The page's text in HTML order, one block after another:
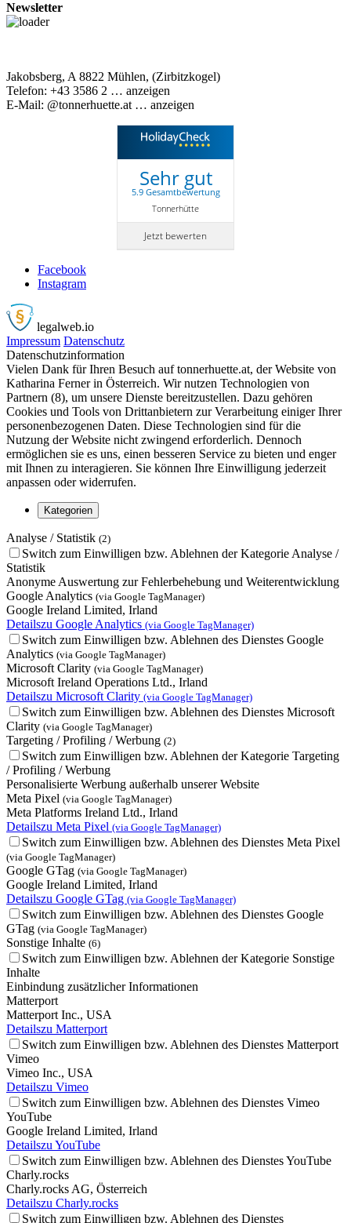
Newsletter
Jakobsberg, A 8822 Mühlen, (Zirbitzkogel)
Telefon: +43 3586 2 … anzeigen
E-Mail: @tonnerhuette.at … anzeigen
Sehr gut
5.9 Gesamtbewertung
Tonnerhütte
Jetzt bewerten
Facebook
Instagram
legalweb.io
Impressum Datenschutz
Datenschutzinformation
Vielen Dank für Ihren Besuch auf tonnerhuette.at, der Website von
Katharina Ferner in Österreich. Wir nutzen Technologien von
Partnern (8), um unsere Dienste bereitzustellen. Dazu gehören
Cookies und Tools von Drittanbietern zur Verarbeitung einiger Ihrer
personenbezogenen Daten. Diese Technologien sind für die
Nutzung der Website nicht zwingend erforderlich. Dennoch
ermöglichen sie es uns, einen besseren Service zu bieten und enger
mit Ihnen zu interagieren. Sie können Ihre Einwilligung jederzeit
anpassen oder widerrufen.
Kategorien
Analyse / Statistik (2)
Switch zum Einwilligen bzw. Ablehnen der Kategorie Analyse /
Statistik
Anonyme Auswertung zur Fehlerbehebung und Weiterentwicklung
Google Analytics (via Google TagManager)
Google Ireland Limited, Irland
Detailszu Google Analytics (via Google TagManager)
Switch zum Einwilligen bzw. Ablehnen des Dienstes Google
Analytics (via Google TagManager)
Microsoft Clarity (via Google TagManager)
Microsoft Ireland Operations Ltd., Irland
Detailszu Microsoft Clarity (via Google TagManager)
Switch zum Einwilligen bzw. Ablehnen des Dienstes Microsoft
Clarity (via Google TagManager)
Targeting / Profiling / Werbung (2)
Switch zum Einwilligen bzw. Ablehnen der Kategorie Targeting
/ Profiling / Werbung
Personalisierte Werbung außerhalb unserer Website
Meta Pixel (via Google TagManager)
Meta Platforms Ireland Ltd., Irland
Detailszu Meta Pixel (via Google TagManager)
Switch zum Einwilligen bzw. Ablehnen des Dienstes Meta Pixel
(via Google TagManager)
Google GTag (via Google TagManager)
Google Ireland Limited, Irland
Detailszu Google GTag (via Google TagManager)
Switch zum Einwilligen bzw. Ablehnen des Dienstes Google
GTag (via Google TagManager)
Sonstige Inhalte (6)
Switch zum Einwilligen bzw. Ablehnen der Kategorie Sonstige
Inhalte
Einbindung zusätzlicher Informationen
Matterport
Matterport Inc., USA
Detailszu Matterport
Switch zum Einwilligen bzw. Ablehnen des Dienstes Matterport
Vimeo
Vimeo Inc., USA
Detailszu Vimeo
Switch zum Einwilligen bzw. Ablehnen des Dienstes Vimeo
YouTube
Google Ireland Limited, Irland
Detailszu YouTube
Switch zum Einwilligen bzw. Ablehnen des Dienstes YouTube
Charly.rocks
Charly.rocks AG, Österreich
Detailszu Charly.rocks
Switch zum Einwilligen bzw. Ablehnen des Dienstes